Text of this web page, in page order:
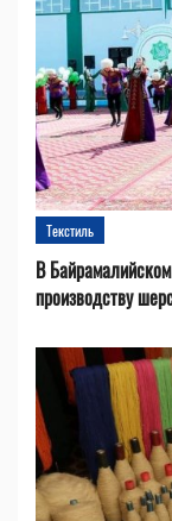
Текстиль
В
производству